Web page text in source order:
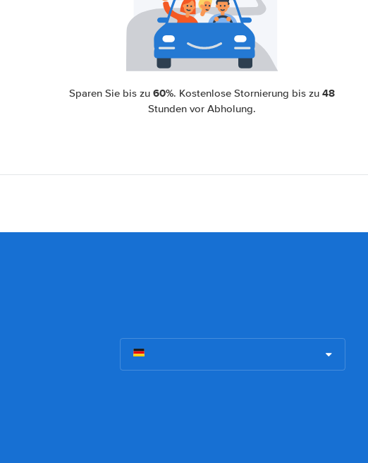
Sparen Sie bis zu60%. Kostenlose Stornierung bis zu48
Stunden vor Abholung.